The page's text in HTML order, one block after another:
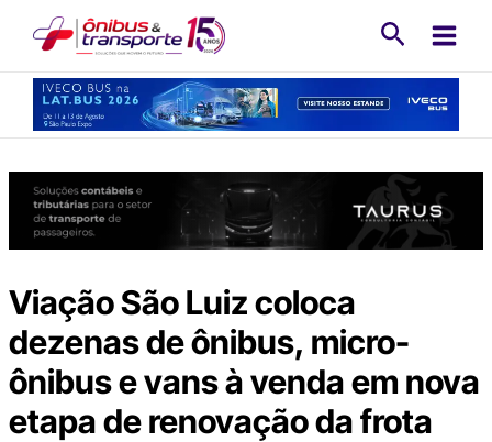
conteúdo
Viação São Luiz coloca
dezenas de ônibus, micro-
ônibus e vans à venda em nova
etapa de renovação da frota